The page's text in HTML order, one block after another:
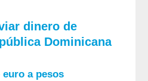
dinero de
Dominicana
a pesos